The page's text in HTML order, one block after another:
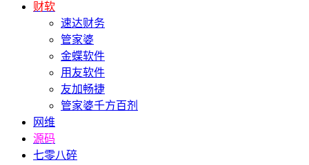
财软
速达财务
管家婆
金蝶软件
用友软件
友加畅捷
管家婆千方百剂
网维
源码
七零八碎